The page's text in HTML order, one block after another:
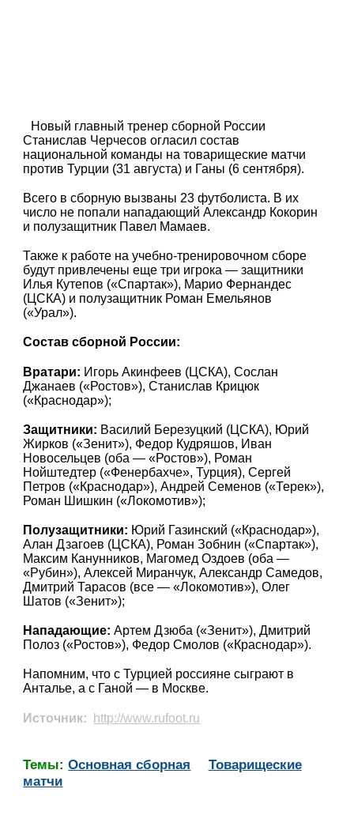
Новый главный тренер сборной России
Станислав Черчесов огласил состав
национальной команды на товарищеские матчи
против Турции (31 августа) и Ганы (6 сентября).
Всего в сборную вызваны 23 футболиста. В их
число не попали нападающий Александр Кокорин
и полузащитник Павел Мамаев.
Также к работе на учебно-тренировочном сборе
будут привлечены еще три игрока — защитники
Илья Кутепов («Спартак»), Марио Фернандес
(ЦСКА) и полузащитник Роман Емельянов
(«Урал»).
Состав сборной России:
Вратари: Игорь Акинфеев (ЦСКА), Сослан
Джанаев («Ростов»), Станислав Крицюк
(«Краснодар»);
Защитники: Василий Березуцкий (ЦСКА), Юрий
Жирков («Зенит»), Федор Кудряшов, Иван
Новосельцев (оба — «Ростов»), Роман
Нойштедтер («Фенербахче», Турция), Сергей
Петров («Краснодар»), Андрей Семенов («Терек»),
Роман Шишкин («Локомотив»);
Полузащитники: Юрий Газинский («Краснодар»),
Алан Дзагоев (ЦСКА), Роман Зобнин («Спартак»),
Максим Канунников, Магомед Оздоев (оба —
«Рубин»), Алексей Миранчук, Александр Самедов,
Дмитрий Тарасов (все — «Локомотив»), Олег
Шатов («Зенит»);
Нападающие:Артем Дзюба («Зенит»), Дмитрий
Полоз («Ростов»), Федор Смолов («Краснодар»).
Напомним, что с Турцией россияне сыграют в
Анталье, а с Ганой — в Москве.
Источник: http://www.rufoot.ru
Темы:Основная сборная
Товарищеские
матчи